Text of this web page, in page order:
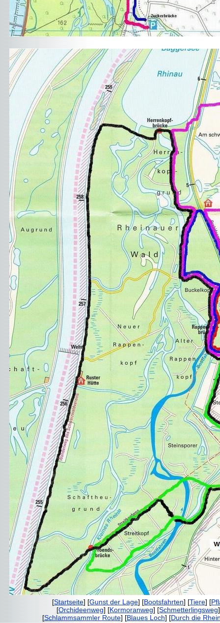
[Startseite] [Gunst der Lage] [Bootsfahrten] [Tiere] [
[Orchideenweg] [Kormoranweg] [Schmetterlingsweg
[Schlammsammler Route] [Blaues Loch] [Durch die